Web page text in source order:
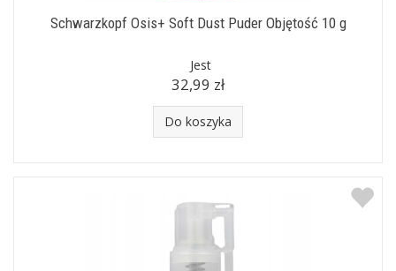
Schwarzkopf Osis+ Soft Dust Puder Objętość 10 g
Jest
32,99 zł
Do koszyka